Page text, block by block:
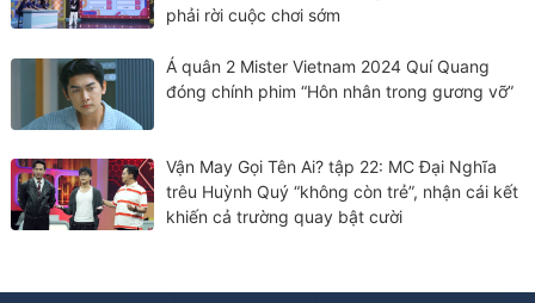
phải rời cuộc chơi sớm
Á quân 2 Mister Vietnam 2024 Quí Quang
đóng chính phim “Hôn nhân trong gương vỡ”
Vận May Gọi Tên Ai? tập 22: MC Đại Nghĩa
trêu Huỳnh Quý “không còn trẻ”, nhận cái kết
khiến cả trường quay bật cười